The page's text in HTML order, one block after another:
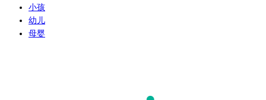
小孩
幼儿
母婴